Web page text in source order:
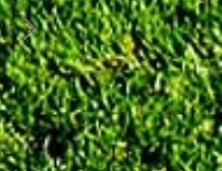
//Aufgebrauchtes
Glück und ein
Endspiel, das keines
war//